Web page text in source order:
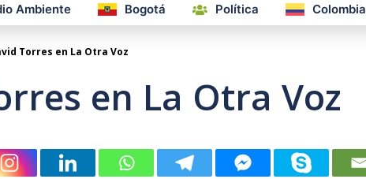
Ambiente Bogotá Política Colombia
Torres en La Otra Voz
en La Otra Voz